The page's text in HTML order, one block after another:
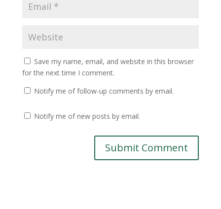
Save my name, email, and website in this browser
for the next time I comment.
Notify me of follow-up comments by email.
Notify me of new posts by email.